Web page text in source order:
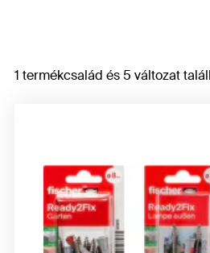
1 termékcsalád és 5 változat